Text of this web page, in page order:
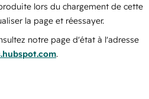
lors du chargement de cette
la page et réessayer.
notre page d'état à l'adresse
.